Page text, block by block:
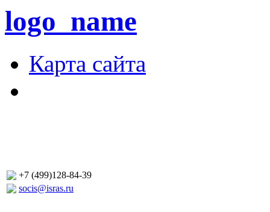
logo_name
Карта сайта
+7 (499)128-84-39
socis@isras.ru